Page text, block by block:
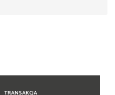
TRANSAKCJA